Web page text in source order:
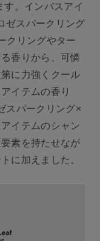
す。インバスアイ
ゼスパークリング
クリングやター
香りから、可憐
に力強くクール
イテムの香り
パークリング×
イテムのシャン
素を持たせなが
に加えました。